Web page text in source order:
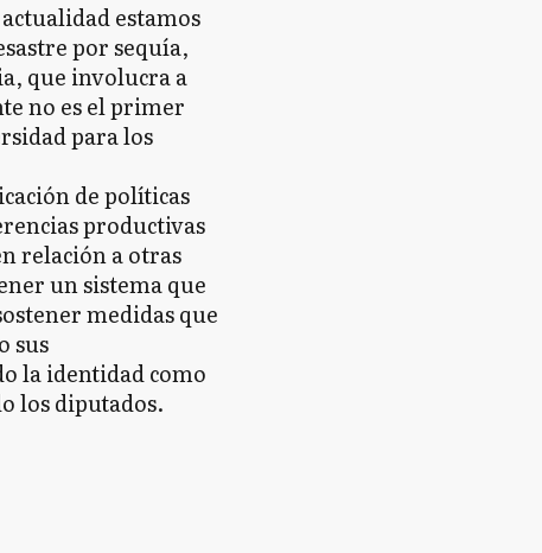
estamos
por sequía,
que involucra a
no es el primer
para los
de políticas
productivas
relación a otras
un sistema que
medidas que
sus
la identidad como
los diputados.